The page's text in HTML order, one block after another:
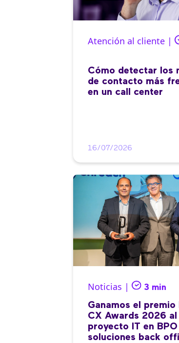
Atención al cliente |
Cómo detectar los
de contacto más
en un call center
16/07/2026
Noticias | 3 min
Ganamos el premio
CX Awards 2026 al
proyecto IT en
soluciones back